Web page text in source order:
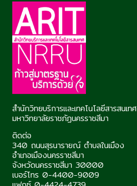
สำนักวิทยบริการและเทคโนโลยีสารสนเทศ
มหาวิทยาลัยราชภัฏนครราชสีมา
ติดต่อ
340 ถนนสุรนารายณ์ ตำบลในเมือง
อำเภอเมืองนครราชสีมา
จังหวัดนครราชสีมา 30000
เบอร์โทร 0-4400-9009